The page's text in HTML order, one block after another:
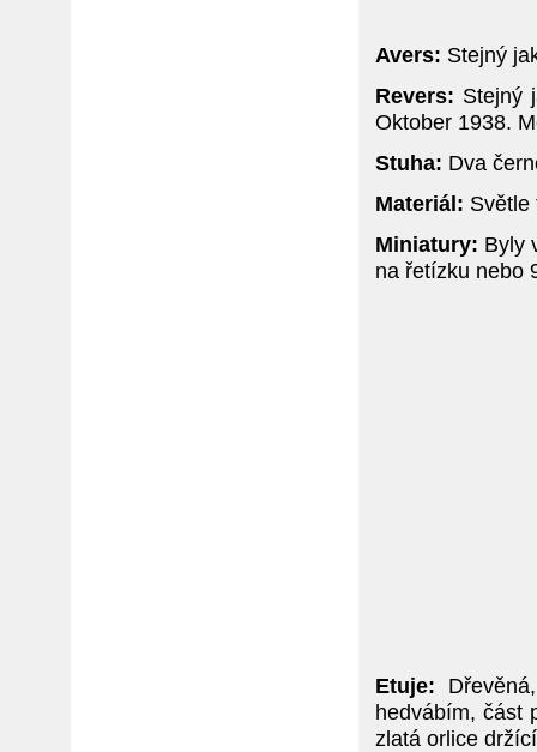
Avers: Stejný
Revers: Stejný
Oktober 1938.
Stuha: Dva
Materiál: Světle
Miniatury: Byly
na řetízku nebo
Etuje:
hedvábím, část
zlatá orlice